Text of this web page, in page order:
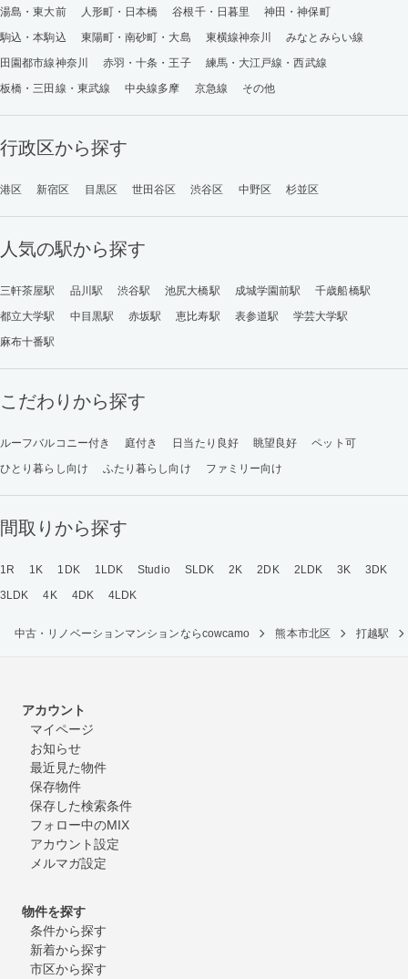
湯島・東大前
人形町・日本橋 谷根千・日暮里
神田・神保町
駒込・本駒込
東陽町・南砂町・大島 東横線神奈川
みなとみらい線
田園都市線神奈川
赤羽・十条・王子
練馬・大江戸線・西武線
板橋・三田線・東武線
中央線多摩 京急線 その他
行政区から探す
港区 新宿区 目黒区 世田谷区 渋谷区 中野区 杉並区
人気の駅から探す
三軒茶屋駅 品川駅 渋谷駅 池尻大橋駅 成城学園前駅
千歳船橋駅
都立大学駅
中目黒駅 赤坂駅 恵比寿駅 表参道駅
学芸大学駅
麻布十番駅
こだわりから探す
ルーフバルコニー付き 庭付き 日当たり良好 眺望良好
ペット可
ひとり暮らし向け
ふたり暮らし向け ファミリー向け
間取りから探す
1R 1K 1DK 1LDK Studio SLDK 2K 2DK 2LDK 3K
3DK
3LDK
4K 4DK 4LDK
中古・リノベーションマンションならcowcamo 熊本市北区 打越駅
アカウント
マイページ
お知らせ
最近見た物件
保存物件
保存した検索条件
フォロー中のMIX
アカウント設定
メルマガ設定
物件を探す
条件から探す
新着から探す
市区から探す